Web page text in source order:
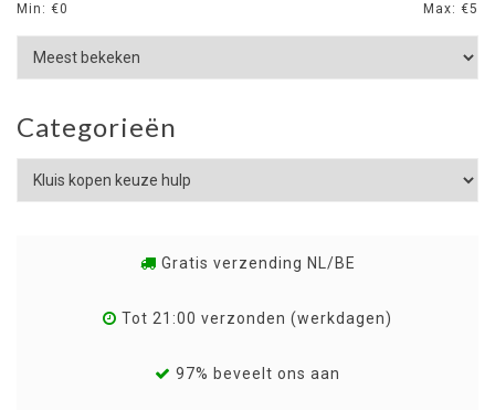
Min: €0 Max: €5
Categorieën
Gratis verzending NL/BE
Tot 21:00 verzonden (werkdagen)
97% beveelt ons aan